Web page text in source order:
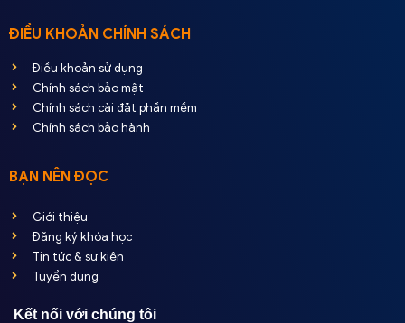
ĐIỀU KHOẢN CHÍNH SÁCH
Điều khoản sử dụng
Chính sách bảo mật
Chính sách cài đặt phần mềm
Chính sách bảo hành
BẠN NÊN ĐỌC
Giới thiệu
Đăng ký khóa học
Tin tức & sự kiện
Tuyển dụng
Kết nối với chúng tôi